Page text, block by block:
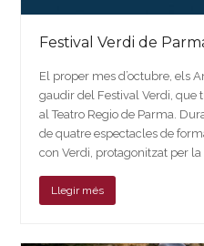
Festival Verdi de
El proper mes d’octubre, els
gaudir del Festival Verdi, que
al Teatro Regio de Parma.
de quatre espectacles de
con Verdi, protagonitzat per la
Llegir més